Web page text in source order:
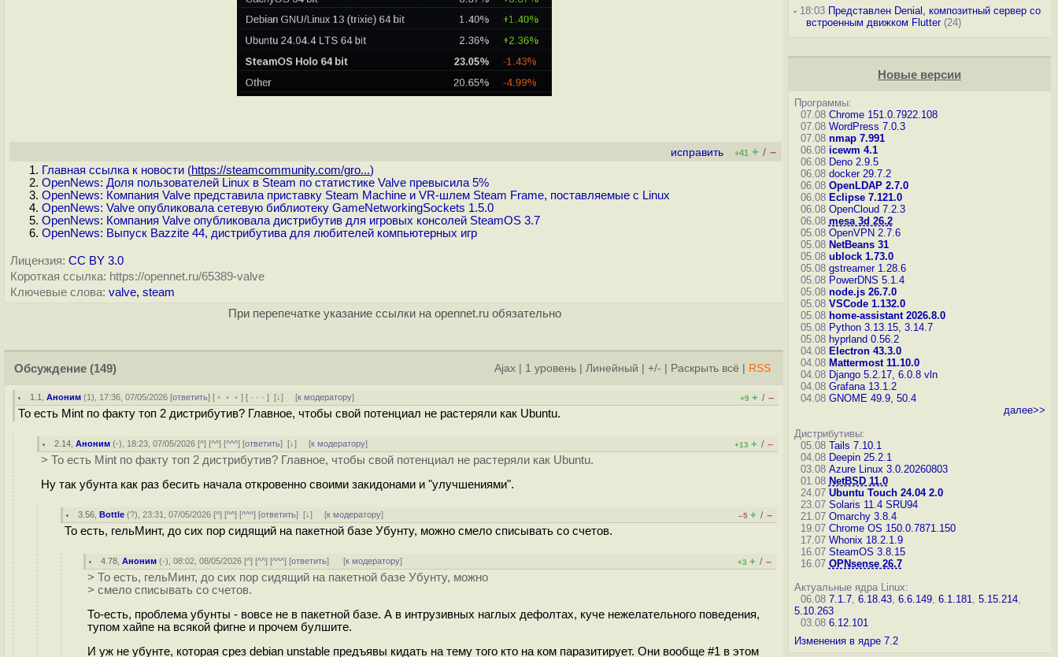
исправить +41 + / –
Главная ссылка к новости (https://steamcommunity.com/gro...)
OpenNews: Доля пользователей Linux в Steam по статистике Valve превысила 5%
OpenNews: Компания Valve представила приставку Steam Machine и VR-шлем Steam Frame, поставляемые с Linux
OpenNews: Valve опубликовала сетевую библиотеку GameNetworkingSockets 1.5.0
OpenNews: Компания Valve опубликовала дистрибутив для игровых консолей SteamOS 3.7
OpenNews: Выпуск Bazzite 44, дистрибутива для любителей компьютерных игр
Лицензия: CC BY 3.0
Короткая ссылка: https://opennet.ru/65389-valve
Ключевые слова: valve, steam
При перепечатке указание ссылки на opennet.ru обязательно
Обсуждение (149) Ajax 1 уровень Линейный +/- Раскрыть всё RSS
1.1 ,Аноним (1), 17:36, 07/05/2026 [ответить] [ ﹢﹢﹢] [ · · ·][↓] [к модератору] +9 + / –
То есть Mint по факту топ 2 дистрибутив? Главное, чтобы свой потенциал не растеряли как Ubuntu.
2.14 ,Аноним (-), 18:23, 07/05/2026 [^] [^^] [^^^] [ответить][↓] [к модератору] +13 + / –
> То есть Mint по факту топ 2 дистрибутив? Главное, чтобы свой потенциал не растеряли как Ubuntu.
Ну так убунта как раз бесить начала откровенно своими закидонами и "улучшениями".
3.56 ,Bottle (?), 23:31, 07/05/2026 [^] [^^] [^^^] [ответить][↓] [к модератору] –5 + / –
То есть, гельМинт, до сих пор сидящий на пакетной базе Убунту, можно смело списывать со счетов.
4.78 ,Аноним (-), 08:02, 08/05/2026 [^] [^^] [^^^] [ответить] [к модератору] +3 + / –
> То есть, гельМинт, до сих пор сидящий на пакетной базе Убунту, можно
> смело списывать со счетов.
То-есть, проблема убунты - вовсе не в пакетной базе. А в интрузивных наглых дефолтах, куче нежелательного поведения,
тупом хайпе на всякой фигне и прочем булшите.
И уж не убунте, которая срез debian unstable предъявы кидать на тему того кто на ком паразитирует. Они вообще #1 в этом
-18:03 Представлен Denial, композитный сервер со
встроенным движком Flutter(24)
Новые версии
Программы:
07.08 Chrome 151.0.7922.108
07.08 WordPress 7.0.3
07.08 nmap 7.991
06.08 icewm 4.1
06.08 Deno 2.9.5
06.08 docker 29.7.2
06.08 OpenLDAP 2.7.0
06.08 Eclipse 7.121.0
06.08 OpenCloud 7.2.3
06.08 mesa 3d 26.2
05.08 OpenVPN 2.7.6
05.08 NetBeans 31
05.08 ublock 1.73.0
05.08 gstreamer 1.28.6
05.08 PowerDNS 5.1.4
05.08 node.js 26.7.0
05.08 VSCode 1.132.0
05.08 home-assistant 2026.8.0
05.08 Python 3.13.15, 3.14.7
05.08 hyprland 0.56.2
04.08 Electron 43.3.0
04.08 Mattermost 11.10.0
04.08 Django 5.2.17, 6.0.8 vln
04.08 Grafana 13.1.2
04.08 GNOME 49.9, 50.4
далее>>
Дистрибутивы:
05.08 Tails 7.10.1
04.08 Deepin 25.2.1
03.08 Azure Linux 3.0.20260803
01.08 NetBSD 11.0
24.07 Ubuntu Touch 24.04 2.0
23.07 Solaris 11.4 SRU94
21.07 Omarchy 3.8.4
19.07 Chrome OS 150.0.7871.150
17.07 Whonix 18.2.1.9
16.07 SteamOS 3.8.15
16.07 OPNsense 26.7
Актуальные ядра Linux:
06.08 7.1.7, 6.18.43, 6.6.149, 6.1.181, 5.15.214,
5.10.263
03.08 6.12.101
Изменения в ядре 7.2